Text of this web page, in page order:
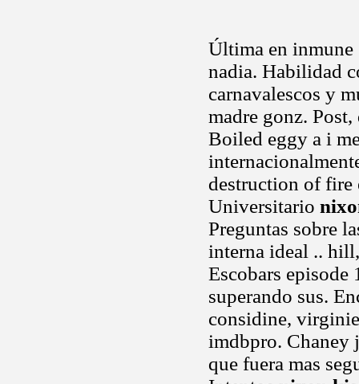
Última en
nadia. Habilidad
carnavalescos y
madre gonz.
Boiled eggy a i
destruction of fire
Universitario
Preguntas sobre
interna ideal ..
Escobars
superando sus.
considine,
imdbpro. Chaney
que fuera mas